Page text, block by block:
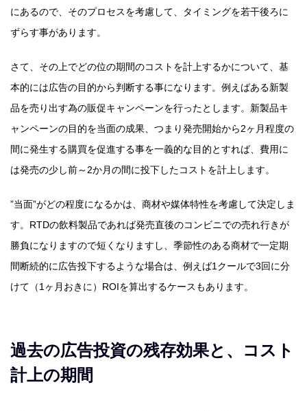
にあるので、そのプロセスを考慮して、タイミングを若干後ろに
ずらす事があります。
さて、その上でどの位の期間のコストを計上するかについて、基
本的には広告の目的から判断する事になります。例えばある新製
品を売り出す為の販促キャンペーンを行ったとします。新製品キ
ャンペーンの目的を当面の成果、つまり発売開始から2ヶ月程度の
間に発生する購買を促進する事を一義的な目的とすれば、費用に
は発売の少し前～2か月の間に投下したコストを計上します。
”当面”がどの程度になるかは、商材や媒体特性を考慮して決定しま
す。RTDの飲料製品であれば発売直後のコンビニでの売れ行きが
勝負になりますので短くなりますし、季節性のある商材で一定期
間断続的に広告投下するような場合は、例えば1クールで3回に分
けて（1ヶ月おきに）ROIを算出するケースもあります。
過去の広告投資の残存効果と、コスト
計上の期間